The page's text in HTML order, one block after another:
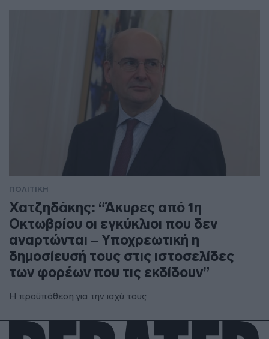
ΠΟΛΙΤΙΚΗ
Χατζηδάκης: “Άκυρες από 1η
Οκτωβρίου οι εγκύκλιοι που δεν
αναρτώνται – Υποχρεωτική η
δημοσίευσή τους στις ιστοσελίδες
των φορέων που τις εκδίδουν”
Η προϋπόθεση για την ισχύ τους